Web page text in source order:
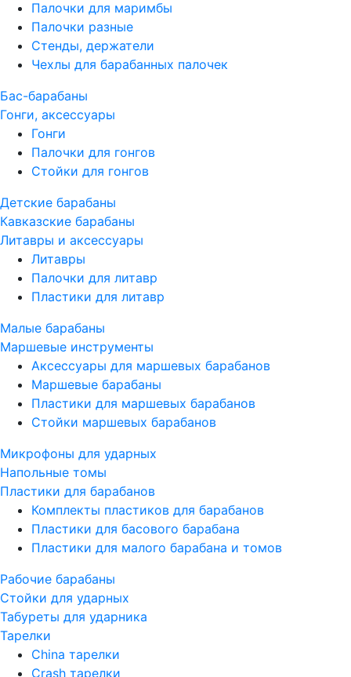
Палочки для маримбы
Палочки разные
Стенды, держатели
Чехлы для барабанных палочек
Бас-барабаны
Гонги, аксессуары
Гонги
Палочки для гонгов
Стойки для гонгов
Детские барабаны
Кавказские барабаны
Литавры и аксессуары
Литавры
Палочки для литавр
Пластики для литавр
Малые барабаны
Маршевые инструменты
Аксессуары для маршевых барабанов
Маршевые барабаны
Пластики для маршевых барабанов
Стойки маршевых барабанов
Микрофоны для ударных
Напольные томы
Пластики для барабанов
Комплекты пластиков для барабанов
Пластики для басового барабана
Пластики для малого барабана и томов
Рабочие барабаны
Стойки для ударных
Табуреты для ударника
Тарелки
China тарелки
Crash тарелки